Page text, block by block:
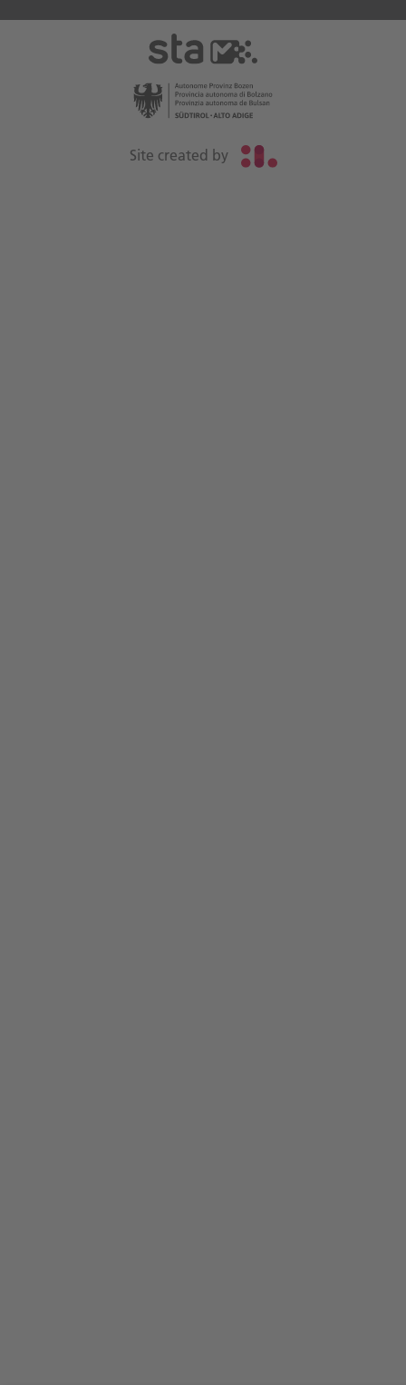
Site created by